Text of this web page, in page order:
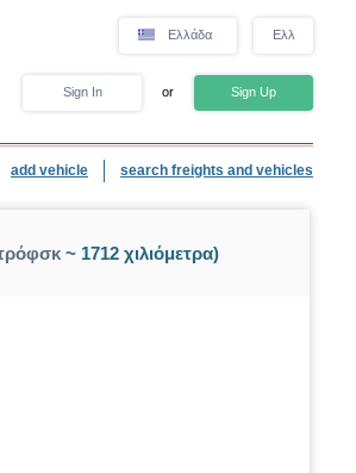
Ελλάδα Eλλ
Sign In or Sign Up
add vehicle search freights and vehicles
~ 1712 χιλιόμετρα)